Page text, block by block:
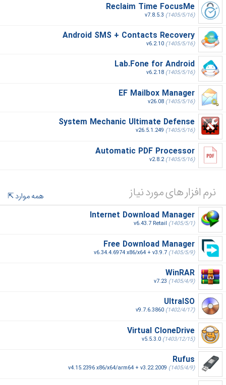
Reclaim Time FocusMe
v7.8.5.3 (1405/5/16)
Android SMS + Contacts Recovery
v6.2.10 (1405/5/16)
Lab.Fone for Android
v6.2.18 (1405/5/16)
EF Mailbox Manager
v26.08 (1405/5/16)
System Mechanic Ultimate Defense
v26.5.1.249 (1405/5/16)
Automatic PDF Processor
v2.8.2(1405/5/16)
نرم افزار های مورد نیاز
همه موارد
Internet Download Manager
v6.43.7 Retail (1405/5/1)
Free Download Manager
v6.34.4.6974 x86/x64 + v3.9.7 (1405/5/9)
WinRAR
v7.23 (1405/4/9)
UltraISO
v9.7.6.3860 (1402/4/17)
Virtual CloneDrive
v5.5.3.0 (1403/12/15)
Rufus
v4.15.2396 x86/x64/arm64 + v3.22.2009 (1405/4/9)